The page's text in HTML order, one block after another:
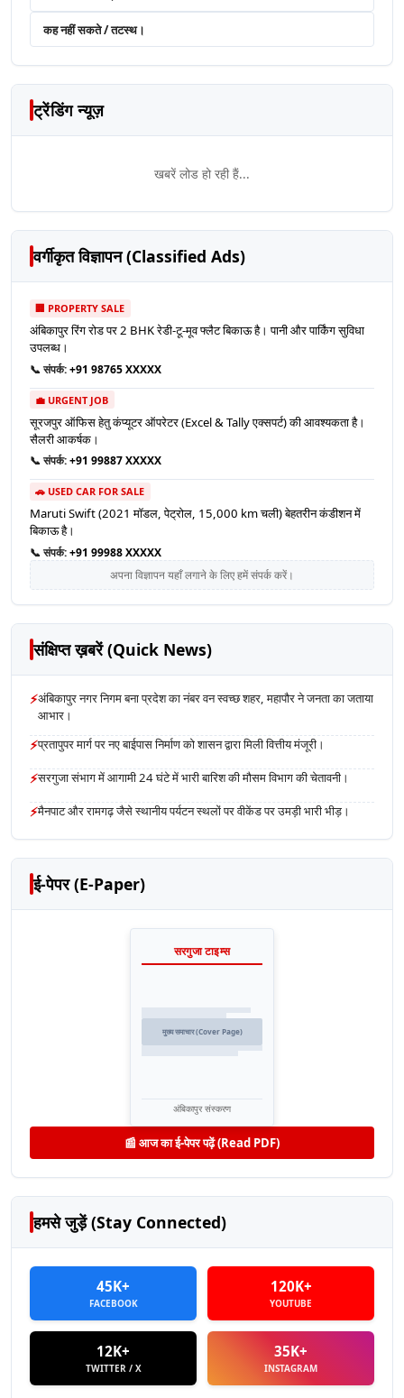
कह नहीं सकते / तटस्थ।
ट्रेंडिंग न्यूज़
खबरें लोड हो रही हैं...
वर्गीकृत विज्ञापन (Classified Ads)
🏢 PROPERTY SALE
अंबिकापुर रिंग रोड पर 2 BHK रेडी-टू-मूव फ्लैट बिकाऊ है। पानी और पार्किंग सुविधा
उपलब्ध।
📞 संपर्क:+91 98765 XXXXX
💼 URGENT JOB
सूरजपुर ऑफिस हेतु कंप्यूटर ऑपरेटर (Excel & Tally एक्सपर्ट) की आवश्यकता है।
सैलरी आकर्षक।
📞 संपर्क:+91 99887 XXXXX
🚗 USED CAR FOR SALE
Maruti Swift (2021 मॉडल, पेट्रोल, 15,000 km चली) बेहतरीन कंडीशन में
बिकाऊ है।
📞 संपर्क:+91 99988 XXXXX
अपना विज्ञापन यहाँ लगाने के लिए हमें संपर्क करें।
संक्षिप्त ख़बरें (Quick News)
⚡अंबिकापुर नगर निगम बना प्रदेश का नंबर वन स्वच्छ शहर, महापौर ने जनता का जताया
आभार।
⚡प्रतापुपर मार्ग पर नए बाईपास निर्माण को शासन द्वारा मिली वित्तीय मंजूरी।
⚡सरगुजा संभाग में आगामी 24 घंटे में भारी बारिश की मौसम विभाग की चेतावनी।
⚡मैनपाट और रामगढ़ जैसे स्थानीय पर्यटन स्थलों पर वीकेंड पर उमड़ी भारी भीड़।
ई-पेपर (E-Paper)
सरगुजा टाइम्स
मुख्य समाचार (Cover Page)
अंबिकापुर संस्करण
📰 आज का ई-पेपर पढ़ें (Read PDF)
हमसे जुड़ें (Stay Connected)
45K+
FACEBOOK
120K+
YOUTUBE
12K+
TWITTER / X
35K+
INSTAGRAM